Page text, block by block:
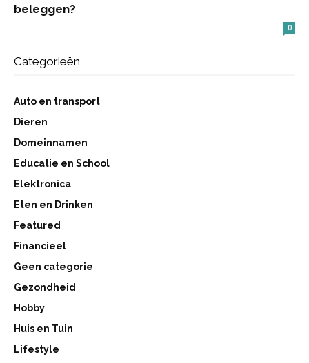
beleggen?
0
Categorieën
Auto en transport
Dieren
Domeinnamen
Educatie en School
Elektronica
Eten en Drinken
Featured
Financieel
Geen categorie
Gezondheid
Hobby
Huis en Tuin
Lifestyle